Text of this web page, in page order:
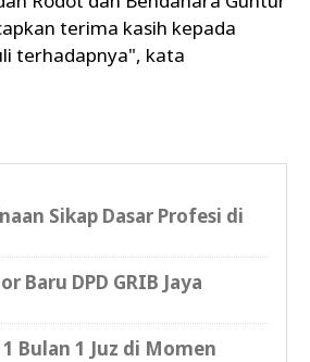
terima kasih kepada
terhadapnya", kata
Sikap Dasar Profesi di
Baru DPD GRIB Jaya
Bulan 1 Juz di Momen